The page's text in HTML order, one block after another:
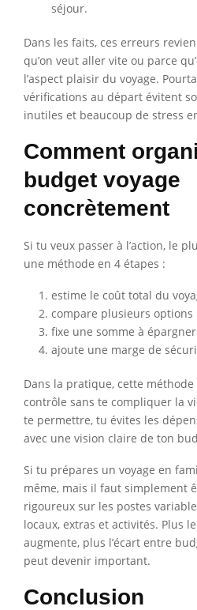
séjour.
Dans les faits, ces erreurs
qu’on veut aller vite ou parce
l’aspect plaisir du voyage.
vérifications au départ évitent
inutiles et beaucoup de stress
Comment
budget voyage
concrètement
Si tu veux passer à l’action, le
une méthode en 4 étapes :
estime le coût total du
compare plusieurs options
fixe une somme à
ajoute une marge de
Dans la pratique, cette
contrôle sans te compliquer la
te permettre, tu évites les
avec une vision claire de ton
Si tu prépares un voyage en
même, mais il faut simplement
rigoureux sur les postes
locaux, extras et activités. Plus
augmente, plus l’écart entre
peut devenir important.
Conclusion